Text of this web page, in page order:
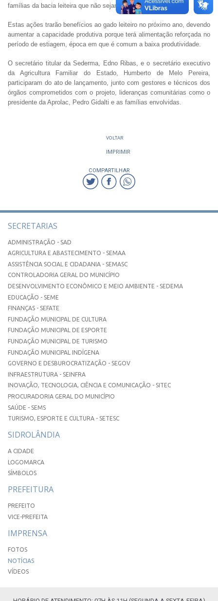
famílias da bacia leiteira que não sejam associadas da Aprolac.
Estas ações trarão benefícios ao gado leiteiro no próximo ano, devendo
aumentar a capacidade produtiva porque terá alimentação reforçada no
período de estiagem, época em que é comum a baixa produtividade.
O secretário titular da Sederma, Edno Ribas, e o secretário executivo
da Agricultura Familiar do Estado, Humberto de Melo Pereira,
participaram do ato de lançamento, junto com gestores e técnicos dos
órgãos comprometidos com o projeto, lideranças comunitárias como o
presidente da Aprolac, Pedro Gidalti e as famílias envolvidas.
VOLTAR
IMPRIMIR
COMPARTILHAR
SECRETARIAS
ADMINISTRAÇÃO - SAD
AGRICULTURA E ABASTECIMENTO - SEMAA
ASSISTÊNCIA SOCIAL E CIDADANIA - SEMASC
CONTROLADORIA GERAL DO MUNICÍPIO
DESENVOLVIMENTO ECONÔMICO E MEIO AMBIENTE - SEDEMA
EDUCAÇÃO - SEME
FINANÇAS - SEFATE
FUNDAÇÃO MUNICIPAL DE CULTURA
FUNDAÇÃO MUNICIPAL DE ESPORTE
FUNDAÇÃO MUNICIPAL DE TURISMO
FUNDAÇÃO MUNICIPAL INDÍGENA
GOVERNO E DESBUROCRATIZAÇÃO - SEGOV
INFRAESTRUTURA - SEINFRA
INOVAÇÃO, TECNOLOGIA, CIÊNCIA E COMUNICAÇÃO - SITEC
PROCURADORIA GERAL DO MUNICÍPIO
SAÚDE - SEMS
TURISMO, ESPORTE E CULTURA - SETESC
SIDROLÂNDIA
A CIDADE
LOGOMARCA
SÍMBOLOS
PREFEITURA
PREFEITO
VICE-PREFEITA
IMPRENSA
FOTOS
NOTÍCIAS
VÍDEOS